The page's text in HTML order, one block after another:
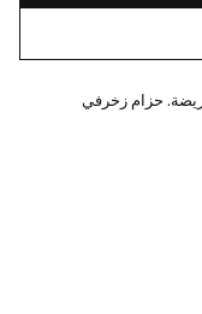
حزام زخرفي